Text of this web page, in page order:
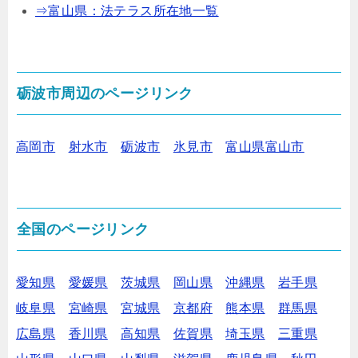
⇒富山県：法テラス所在地一覧
砺波市周辺のページリンク
高岡市 射水市 砺波市 氷見市 富山県富山市
全国のページリンク
愛知県 愛媛県 茨城県 岡山県 沖縄県
岩手県
岐阜県
宮崎県 宮城県 京都府 熊本県
群馬県
広島県
香川県 高知県 佐賀県 埼玉県
三重県